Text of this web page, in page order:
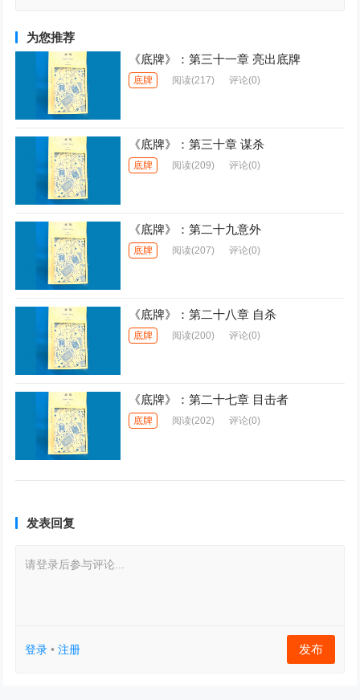
为您推荐
《底牌》：第三十一章 亮出底牌
底牌 阅读(217) 评论(0)
《底牌》：第三十章 谋杀
底牌 阅读(209) 评论(0)
《底牌》：第二十九意外
底牌 阅读(207) 评论(0)
《底牌》：第二十八章 自杀
底牌 阅读(200) 评论(0)
《底牌》：第二十七章 目击者
底牌 阅读(202) 评论(0)
发表回复
请登录后参与评论...
登录 •注册 发布